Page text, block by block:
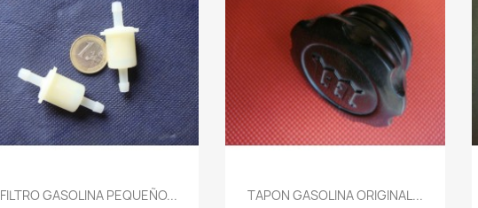
Vista rápida
FILTRO GASOLINA PEQUEÑO... Vista rápida
TAPON GASOLINA ORIGINAL...